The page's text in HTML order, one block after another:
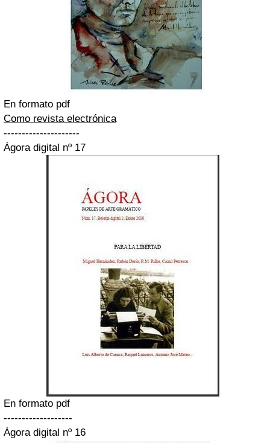
En formato pdf
Como revista electrónica
---------------------
Ágora digital nº 17
En formato pdf
-------------------
Ágora digital nº 16